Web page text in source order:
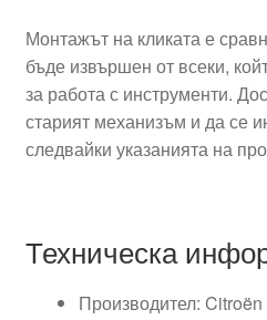
Монтажът на кликата е
бъде извършен от всеки,
за работа с инструменти.
старият механизъм и да се
следвайки указанията на
Техническа
Производител: Citroën